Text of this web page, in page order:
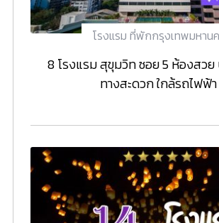
โรงแรม ที่พักกรุงเทพมหาน
8 โรงแรม สุขุมวิท ซอย 5 ห้องสว
ทางสะดวก ใกล้รถไฟฟ้า